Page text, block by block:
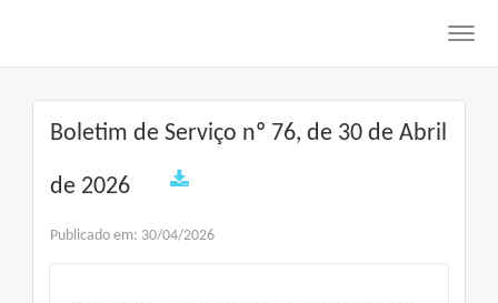
Boletim de Serviço nº 76, de 30 de Abril
de 2026
Publicado em: 30/04/2026